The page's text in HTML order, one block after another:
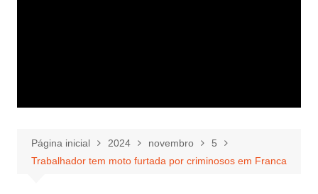
Página inicial 2024 novembro
5
Trabalhador tem moto furtada por criminosos em Franca